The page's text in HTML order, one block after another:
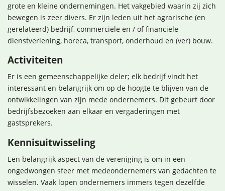
grote en kleine ondernemingen. Het vakgebied waarin zij zich
bewegen is zeer divers. Er zijn leden uit het agrarische (en
gerelateerd) bedrijf, commerciële en / of financiële
dienstverlening, horeca, transport, onderhoud en (ver) bouw.
Activiteiten
Er is een gemeenschappelijke deler; elk bedrijf vindt het
interessant en belangrijk om op de hoogte te blijven van de
ontwikkelingen van zijn mede ondernemers. Dit gebeurt door
bedrijfsbezoeken aan elkaar en vergaderingen met
gastsprekers.
Kennisuitwisseling
Een belangrijk aspect van de vereniging is om in een
ongedwongen sfeer met medeondernemers van gedachten te
wisselen. Vaak lopen ondernemers immers tegen dezelfde